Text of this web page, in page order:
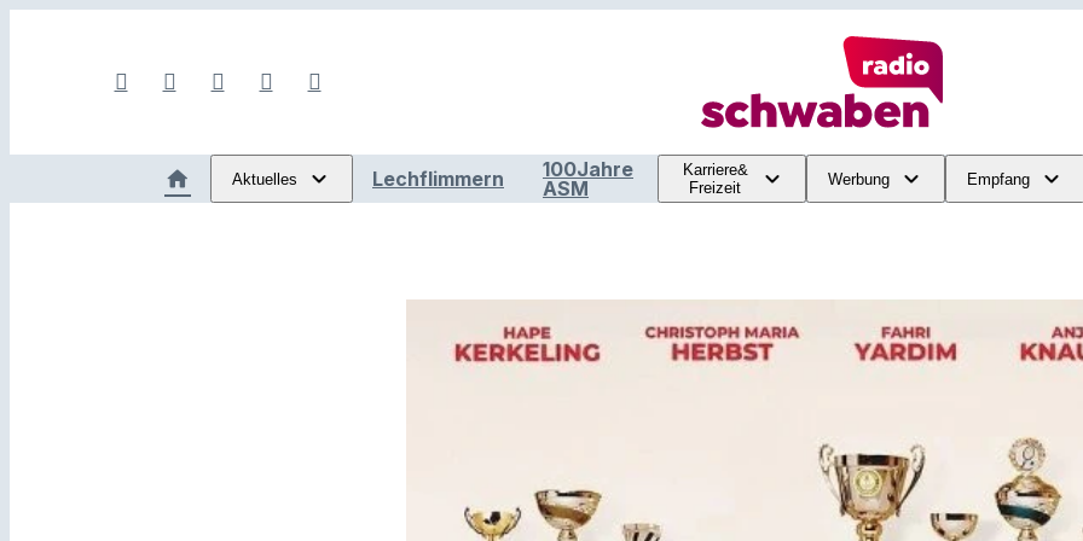
Aktuelles Lechflimmern
100Jahre
ASM
Karriere&
Freizeit
Werbung Empfang